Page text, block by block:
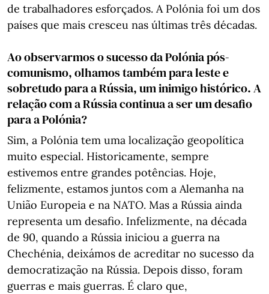
de trabalhadores esforçados. A Polónia foi um dos
países que mais cresceu nas últimas três décadas.
Ao observarmos o sucesso da Polónia pós-
comunismo, olhamos também para leste e
sobretudo para a Rússia, um inimigo histórico. A
relação com a Rússia continua a ser um desafio
para a Polónia?
Sim, a Polónia tem uma localização geopolítica
muito especial. Historicamente, sempre
estivemos entre grandes potências. Hoje,
felizmente, estamos juntos com a Alemanha na
União Europeia e na NATO. Mas a Rússia ainda
representa um desafio. Infelizmente, na década
de 90, quando a Rússia iniciou a guerra na
Chechénia, deixámos de acreditar no sucesso da
democratização na Rússia. Depois disso, foram
guerras e mais guerras. É claro que,